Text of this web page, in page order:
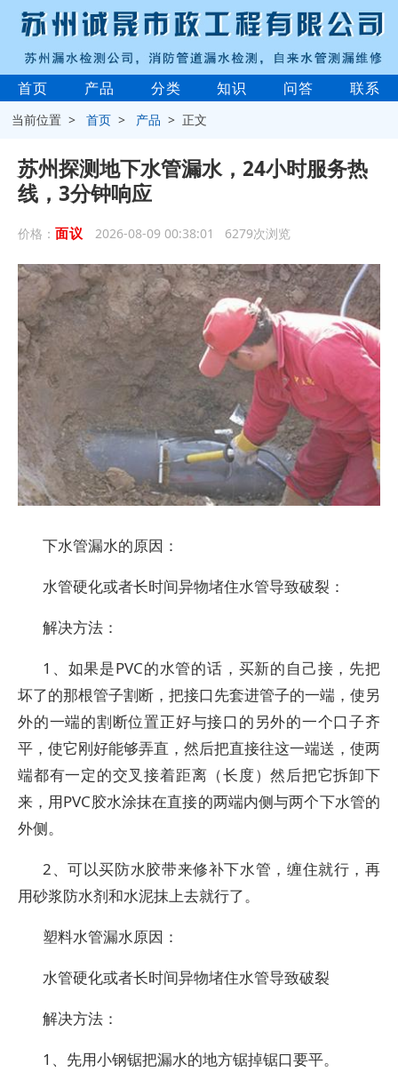
首页 产品 分类 知识 问答 联系
当前位置 >首页 > 产品 > 正文
苏州探测地下水管漏水，24小时服务热
线，3分钟响应
价格： 面议 2026-08-09 00:38:01 6279次浏览
下水管漏水的原因：
水管硬化或者长时间异物堵住水管导致破裂：
解决方法：
1、如果是PVC的水管的话，买新的自己接，先把
坏了的那根管子割断，把接口先套进管子的一端，使另
外的一端的割断位置正好与接口的另外的一个口子齐
平，使它刚好能够弄直，然后把直接往这一端送，使两
端都有一定的交叉接着距离（长度）然后把它拆卸下
来，用PVC胶水涂抹在直接的两端内侧与两个下水管的
外侧。
2、可以买防水胶带来修补下水管，缠住就行，再
用砂浆防水剂和水泥抹上去就行了。
塑料水管漏水原因：
水管硬化或者长时间异物堵住水管导致破裂
解决方法：
1、先用小钢锯把漏水的地方锯掉锯口要平。